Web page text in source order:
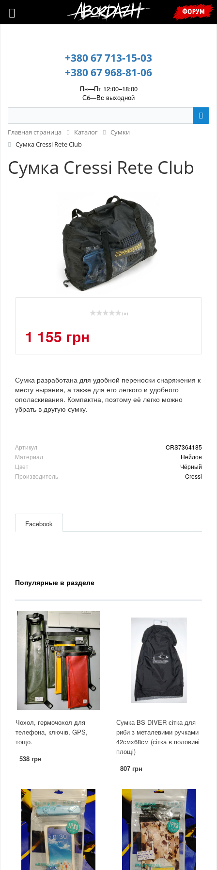
🇺🇦 У зв’язку з воєнним станом, прохання уточнювати ціну та
наявність у менеджера. 🇺🇦
+380 67 713-15-03
+380 67 968-81-06
Пн—Пт 12:00–18:00
Сб—Вс выходной
ФОРУМ
Главная страница Каталог
Сумки
Сумка Cressi Rete Club
Сумка Cressi Rete Club
( 0 )
1 155 грн
Сумка разработана для удобной переноски снаряжения к
месту ныряния, а также для его легкого и удобного
ополаскивания. Компактна, поэтому её легко можно
убрать в другую сумку.
Артикул
CRS7364185
Материал
Нейлон
Цвет
Чёрный
Производитель
Cressi
Facebook
Популярные в разделе
Чохол, гермочохол для
телефона, ключів, GPS,
тощо.
538 грн
Сумка BS DIVER сітка для
риби з металевими ручками
42смх68см (сітка в половині
площі)
807 грн